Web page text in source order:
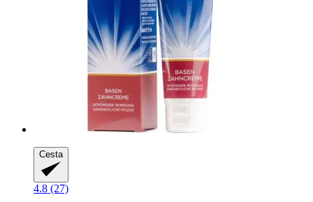
Cesta
4.8 (27)